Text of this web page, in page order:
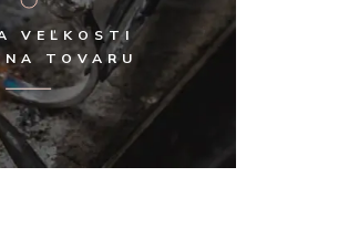
VEĽKOSTI
TOVARU